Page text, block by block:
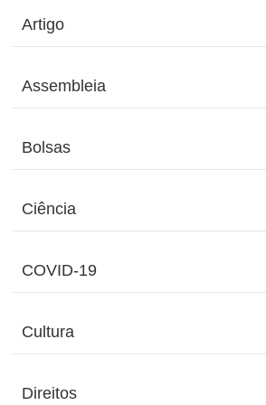
Artigo
Assembleia
Bolsas
Ciência
COVID-19
Cultura
Direitos